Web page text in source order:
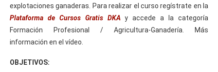
explotaciones ganaderas. Para realizar el curso regístrate en la
Plataforma de Cursos Gratis DKAy accede a la categoría
Formación Profesional / Agricultura-Ganadería. Más
información en el vídeo.
OBJETIVOS: